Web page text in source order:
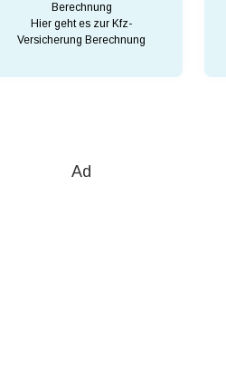
Berechnung
Hier geht es zur Kfz-
Versicherung Berechnung
Ad